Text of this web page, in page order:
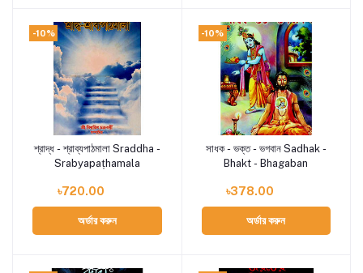
-10%
Add to cart
শ্রাদ্ধ - শ্রাব্যপাঠমালা Sraddha -
Srabyapaṭhamala
৳720.00
অর্ডার করুন
-10%
Add to cart
সাধক - ভক্ত - ভগবান Sadhak -
Bhakt - Bhagaban
৳378.00
অর্ডার করুন